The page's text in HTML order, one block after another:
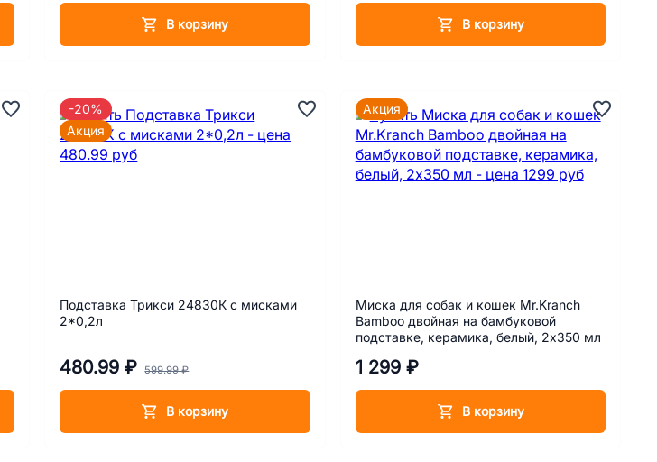
В корзину В корзину
Подставка Трикси 24830К с мисками
2*0,2л
480.99 ₽ 599.99 ₽
В корзину
-20%
Акция
Миска для собак и кошек Mr.Kranch
Bamboo двойная на бамбуковой
подставке, керамика, белый, 2х350 мл
1 299 ₽
В корзину
Акция